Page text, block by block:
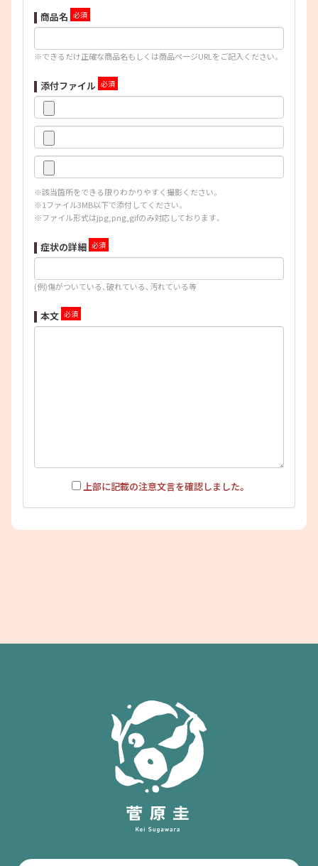
商品名
※できるだけ正確な商品名もしくは商品ページURLをご記入ください。
添付ファイル
※該当箇所をできる限りわかりやすく撮影ください。
※1ファイル3MB以下で添付してください。
※ファイル形式はjpg,png,gifのみ対応しております。
症状の詳細
(例)傷がついている、破れている、汚れている等
本文
上部に記載の注意文言を確認しました。